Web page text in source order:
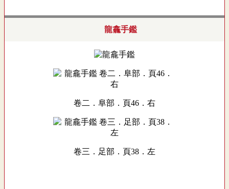
龍龕手鑑
卷二．阜部．頁46．右
卷三．足部．頁38．左